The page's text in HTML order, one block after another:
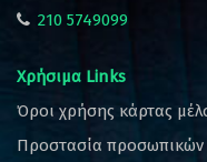
210 5749099
Χρήσιμα Links
Όροι χρήσης κάρτας
Προστασία προσωπικών